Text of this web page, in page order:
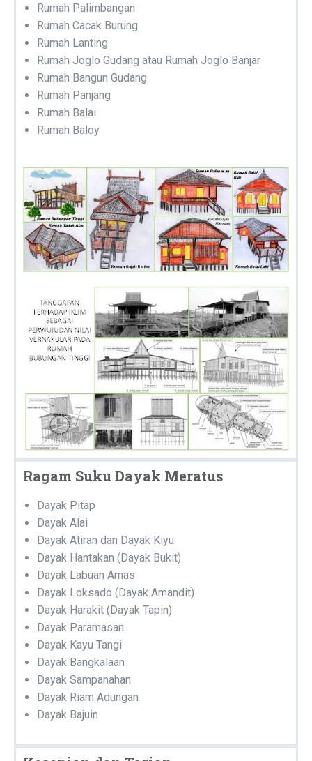
Rumah Palimbangan
Rumah Cacak Burung
Rumah Lanting
Rumah Joglo Gudang atau Rumah Joglo Banjar
Rumah Bangun Gudang
Rumah Panjang
Rumah Balai
Rumah Baloy
Ragam Suku Dayak Meratus
Dayak Pitap
Dayak Alai
Dayak Atiran dan Dayak Kiyu
Dayak Hantakan (Dayak Bukit)
Dayak Labuan Amas
Dayak Loksado (Dayak Amandit)
Dayak Harakit (Dayak Tapin)
Dayak Paramasan
Dayak Kayu Tangi
Dayak Bangkalaan
Dayak Sampanahan
Dayak Riam Adungan
Dayak Bajuin